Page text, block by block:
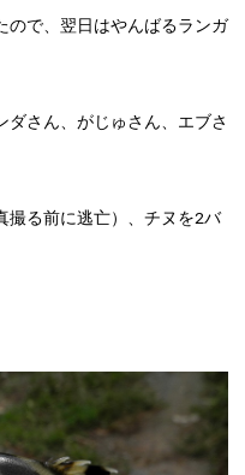
ので、翌日はやんばるランガ
ダさん がじゅさん エブさ
撮る前に逃亡）、チヌを2バ